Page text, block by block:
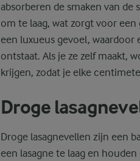
absorberen de smaken van
om te laag, wat zorgt voor
een luxueus gevoel, waardoor
ontstaat. Als je ze zelf maakt,
krijgen, zodat je elke
Droge
Droge lasagnevellen zijn een
een lasagne te laag en